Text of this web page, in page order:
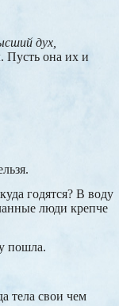
дух,
Пусть она их и
годятся? В воду
люди крепче
пошла.
тела свои чем